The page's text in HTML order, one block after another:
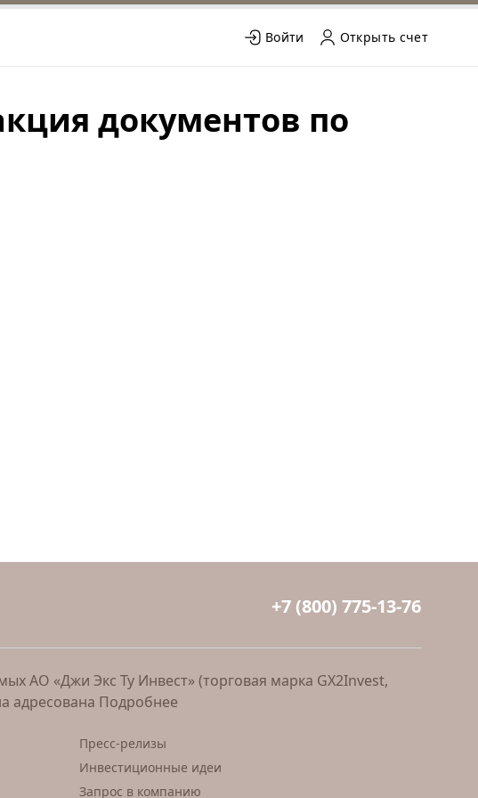
Войти Открыть счет
документов по
+7 (800) 775-13-76
АО «Джи Экс Ту Инвест» (торговая марка GX2Invest,
адресована Подробнее
Пресс-релизы
Инвестиционные идеи
Запрос в компанию